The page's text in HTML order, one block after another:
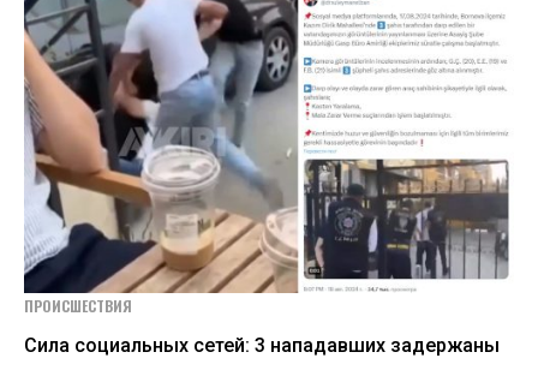
ПРОИСШЕСТВИЯ
Сила социальных сетей: 3 нападавших задержаны